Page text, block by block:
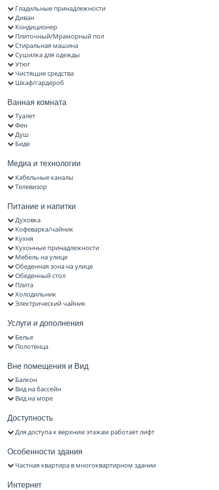
Гладильные принадлежности
Диван
Кондиционер
Плиточный/Мраморный пол
Стиральная машина
Сушилка для одежды
Утюг
Чистящие средства
Шкаф/гардероб
Ванная комната
Туалет
Фен
Душ
Биде
Медиа и технологии
Кабельные каналы
Телевизор
Питание и напитки
Духовка
Кофеварка/чайник
Кухня
Кухонные принадлежности
Мебель на улице
Обеденная зона на улице
Обеденный стол
Плита
Холодильник
Электрический чайник
Услуги и дополнения
Белье
Полотенца
Вне помещения и Вид
Балкон
Вид на бассейн
Вид на море
Доступность
Для доступа к верхним этажам работает лифт
Особенности здания
Частная квартира в многоквартирном здании
Интернет